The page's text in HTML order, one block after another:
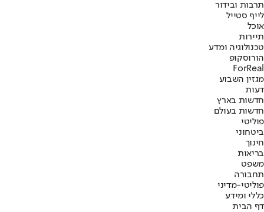
תרבות ובידור
לייף סטייל
אוכל
תיירות
טכנולוגיה ומדע
הורוסקופ
ForReal
מגזין השבוע
דעות
חדשות בארץ
חדשות בעולם
פוליטי
ביטחוני
חינוך
בריאות
משפט
תחבורה
פוליטי-מדיני
כללי ומידע
דף הבית